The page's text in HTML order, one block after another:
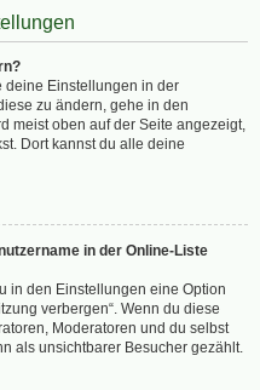
deine Einstellungen in der
zu ändern, gehe in den
meist oben auf der Seite angezeigt,
Dort kannst du alle deine
in der Online-Liste
in den Einstellungen eine Option
verbergen“. Wenn du diese
Moderatoren und du selbst
als unsichtbarer Besucher gezählt.